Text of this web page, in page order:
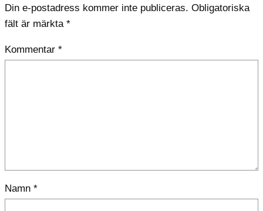
Din e-postadress kommer inte publiceras. Obligatoriska
fält är märkta *
Kommentar *
Namn *